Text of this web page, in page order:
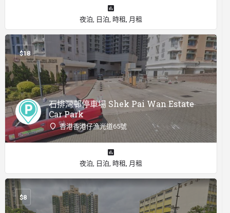
夜泊, 日泊, 時租, 月租
石排灣邨停車場 Shek Pai Wan Estate
Car Park
香港香港仔漁光道65號
$18
夜泊, 日泊, 時租, 月租
$8